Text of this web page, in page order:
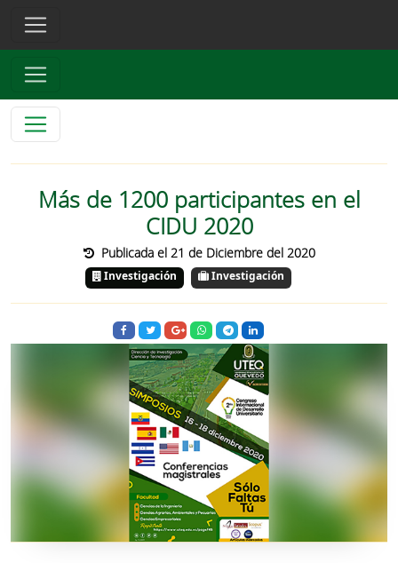
Más de 1200 participantes en el
CIDU 2020
Publicada el 21 de Diciembre del 2020
Investigación Investigación